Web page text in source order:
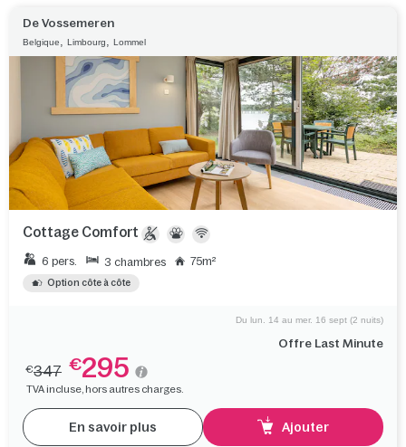
De Vossemeren
Belgique Limbourg Lommel
Cottage Comfort
6 pers. 3 chambres 75m²
Option côte à côte
Offre Last Minute
Du lun. 14 au mer. 16 sept (2 nuits)
€347 €295
TVA incluse, hors autres charges.
En savoir plus Ajouter